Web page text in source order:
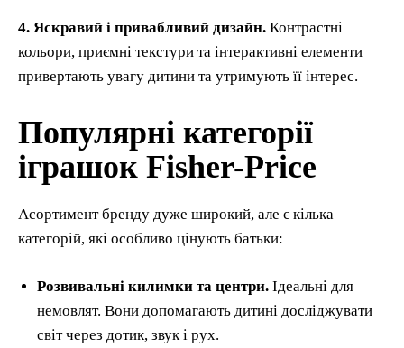
4. Яскравий і привабливий дизайн. Контрастні
кольори, приємні текстури та інтерактивні елементи
привертають увагу дитини та утримують її інтерес.
Популярні категорії
іграшок Fisher-Price
Асортимент бренду дуже широкий, але є кілька
категорій, які особливо цінують батьки:
Розвивальні килимки та центри. Ідеальні для
немовлят. Вони допомагають дитині досліджувати
світ через дотик, звук і рух.